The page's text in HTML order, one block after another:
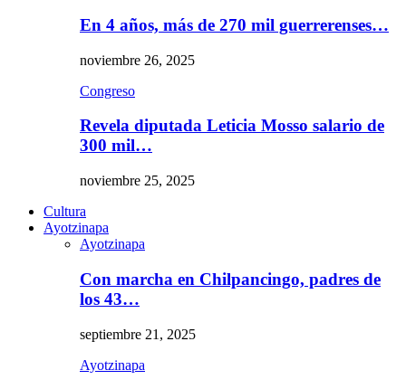
En 4 años, más de 270 mil guerrerenses…
noviembre 26, 2025
Congreso
Revela diputada Leticia Mosso salario de
300 mil…
noviembre 25, 2025
Cultura
Ayotzinapa
Ayotzinapa
Con marcha en Chilpancingo, padres de
los 43…
septiembre 21, 2025
Ayotzinapa